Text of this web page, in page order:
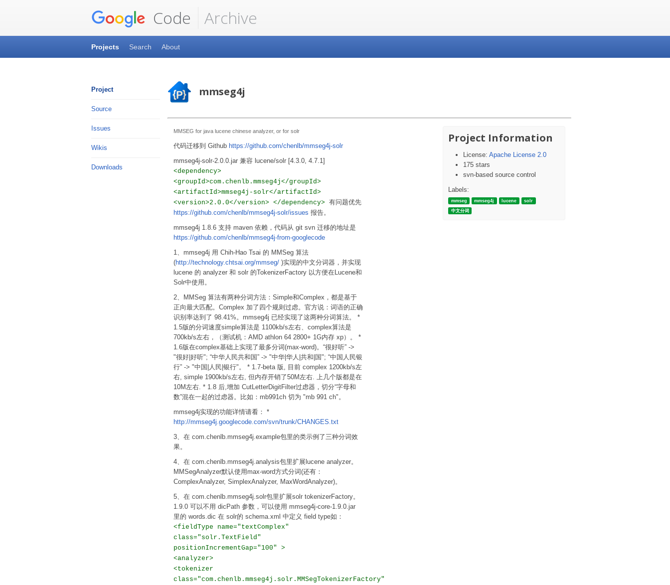
Code Archive
Projects Search About
Project
Source
Issues
Wikis
Downloads
mmseg4j
MMSEG for java lucene chinese analyzer, or for solr
代码迁移到 Github https://github.com/chenlb/mmseg4j-solr
mmseg4j-solr-2.0.0.jar 兼容 lucene/solr [4.3.0, 4.7.1]
<dependency>
<groupId>com.chenlb.mmseg4j</groupId>
<artifactId>mmseg4j-solr</artifactId>
<version>2.0.0</version> </dependency>有问题优先
https://github.com/chenlb/mmseg4j-solr/issues 报告。
mmseg4j 1.8.6 支持 maven 依赖，代码从 git svn 迁移的地址是
https://github.com/chenlb/mmseg4j-from-googlecode
1、mmseg4j 用 Chih-Hao Tsai 的 MMSeg 算法
(http://technology.chtsai.org/mmseg/ )实现的中文分词器，并实现
lucene 的 analyzer 和 solr 的TokenizerFactory 以方便在Lucene和
Solr中使用。
2、MMSeg 算法有两种分词方法：Simple和Complex，都是基于
正向最大匹配。Complex 加了四个规则过虑。官方说：词语的正确
识别率达到了 98.41%。mmseg4j 已经实现了这两种分词算法。 *
1.5版的分词速度simple算法是 1100kb/s左右、complex算法是
700kb/s左右，（测试机：AMD athlon 64 2800+ 1G内存 xp）。 *
1.6版在complex基础上实现了最多分词(max-word)。“很好听” ->
"很好|好听"; “中华人民共和国” -> "中华|华人|共和|国"; “中国人民银
行” -> "中国|人民|银行"。 * 1.7-beta 版, 目前 complex 1200kb/s左
右, simple 1900kb/s左右, 但内存开销了50M左右. 上几个版都是在
10M左右. * 1.8 后,增加 CutLetterDigitFilter过虑器，切分“字母和
数”混在一起的过虑器。比如：mb991ch 切为 "mb 991 ch"。
mmseg4j实现的功能详情请看： *
http://mmseg4j.googlecode.com/svn/trunk/CHANGES.txt
3、在 com.chenlb.mmseg4j.example包里的类示例了三种分词效
果。
4、在 com.chenlb.mmseg4j.analysis包里扩展lucene analyzer。
MMSegAnalyzer默认使用max-word方式分词(还有：
ComplexAnalyzer, SimplexAnalyzer, MaxWordAnalyzer)。
5、在 com.chenlb.mmseg4j.solr包里扩展solr tokenizerFactory。
1.9.0 可以不用 dicPath 参数，可以使用 mmseg4j-core-1.9.0.jar
里的 words.dic 在 solr的 schema.xml 中定义 field type如：
<fieldType name="textComplex"
class="solr.TextField"
positionIncrementGap="100" >
<analyzer>
<tokenizer
class="com.chenlb.mmseg4j.solr.MMSegTokenizerFactory"
Project Information
License:Apache License 2.0
175 stars
svn-based source control
Labels:
mmseg mmseg4j lucene
solr
中文分词